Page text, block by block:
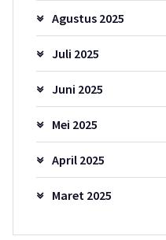
Agustus 2025
Juli 2025
Juni 2025
Mei 2025
April 2025
Maret 2025